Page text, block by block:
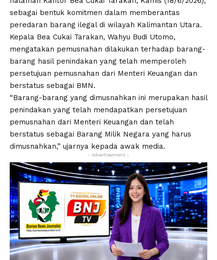
sebagai bentuk komitmen dalam memberantas
peredaran barang ilegal di wilayah Kalimantan Utara.
Kepala Bea Cukai Tarakan, Wahyu Budi Utomo,
mengatakan pemusnahan dilakukan terhadap barang-
barang hasil penindakan yang telah memperoleh
persetujuan pemusnahan dari Menteri Keuangan dan
berstatus sebagai BMN.
“Barang-barang yang dimusnahkan ini merupakan hasil
penindakan yang telah mendapatkan persetujuan
pemusnahan dari Menteri Keuangan dan telah
berstatus sebagai Barang Milik Negara yang harus
dimusnahkan,” ujarnya kepada awak media.
- Advertisement -